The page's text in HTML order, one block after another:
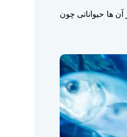
ها حیواناتی چون